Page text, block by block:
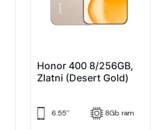
Honor 400 8/256GB,
Zlatni (Desert Gold)
6.55’’ 8Gb ram